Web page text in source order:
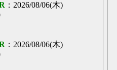
：2026/08/06(木)
：2026/08/06(木)